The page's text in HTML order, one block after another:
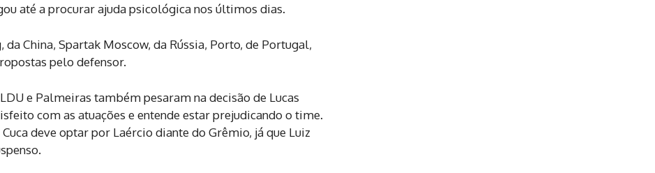
até a procurar ajuda psicológica nos últimos dias.
da China, Spartak Moscow, da Rússia, Porto, de Portugal,
pelo defensor.
e Palmeiras também pesaram na decisão de Lucas
com as atuações e entende estar prejudicando o time.
deve optar por Laércio diante do Grêmio, já que Luiz